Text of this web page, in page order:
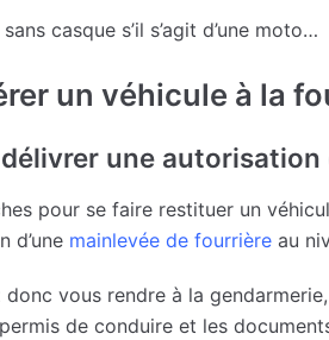
casque s’il s’agit d’une moto…
un véhicule à la
une
pour se faire restituer un
d’une mainlevée de fourrière au
donc vous rendre à la
de conduire et les